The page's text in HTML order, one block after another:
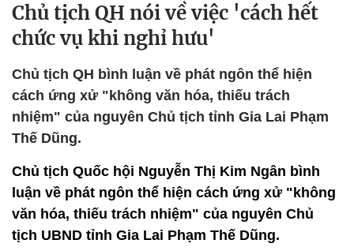
Chủ tịch QH nói về việc 'cách hết
chức vụ khi nghỉ hưu'
Chủ tịch QH bình luận về phát ngôn thể hiện
cách ứng xử "không văn hóa, thiếu trách
nhiệm" của nguyên Chủ tịch tỉnh Gia Lai Phạm
Thế Dũng.
Chủ tịch Quốc hội Nguyễn Thị Kim Ngân bình
luận về phát ngôn thể hiện cách ứng xử "không
văn hóa, thiếu trách nhiệm" của nguyên Chủ
tịch UBND tỉnh Gia Lai Phạm Thế Dũng.